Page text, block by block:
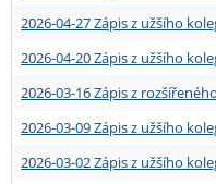
Absolventi fakulty
Vyjíždějící zaměstnanci
2026-04-27 Zápis z užšího
2026-04-20 Zápis z užšího
2026-03-16 Zápis z
2026-03-09 Zápis z užšího
2026-03-02 Zápis z užšího